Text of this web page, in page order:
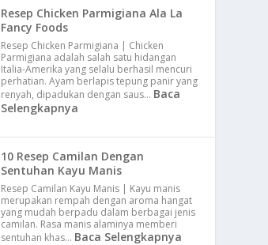
Resep Chicken Parmigiana Ala La
Fancy Foods
Resep Chicken Parmigiana | Chicken
Parmigiana adalah salah satu hidangan
Italia-Amerika yang selalu berhasil mencuri
perhatian. Ayam berlapis tepung panir yang
renyah, dipadukan dengan saus… Baca
Selengkapnya
10 Resep Camilan Dengan
Sentuhan Kayu Manis
Resep Camilan Kayu Manis | Kayu manis
merupakan rempah dengan aroma hangat
yang mudah berpadu dalam berbagai jenis
camilan. Rasa manis alaminya memberi
sentuhan khas… Baca Selengkapnya